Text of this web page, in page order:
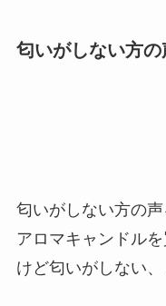
匂いがしない方の
匂いがしない方の
アロマキャンドル
けど匂いがしない